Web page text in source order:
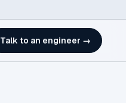
Talk to an engineer →